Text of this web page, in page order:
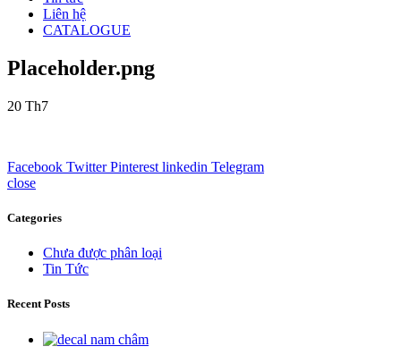
Liên hệ
CATALOGUE
Placeholder.png
20 Th7
Facebook Twitter Pinterest linkedin Telegram
close
Categories
Chưa được phân loại
Tin Tức
Recent Posts